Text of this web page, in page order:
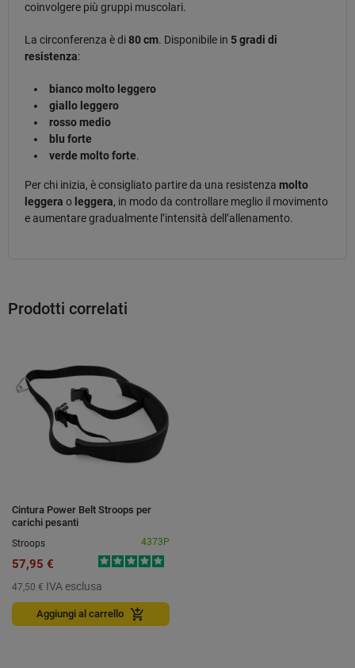
coinvolgere più gruppi muscolari.
La circonferenza è di80 cm. Disponibile in 5 gradi di
resistenza:
bianco molto leggero
giallo leggero
rosso medio
blu forte
verde molto forte.
Per chi inizia, è consigliato partire da una resistenza molto
leggera o leggera, in modo da controllare meglio il movimento
e aumentare gradualmente l’intensità dell’allenamento.
Prodotti correlati
Cintura Power Belt Stroops per
carichi pesanti
Stroops
4373P
57,95 €
47,50 € IVA esclusa
Aggiungi al carrello add_shopping_cart